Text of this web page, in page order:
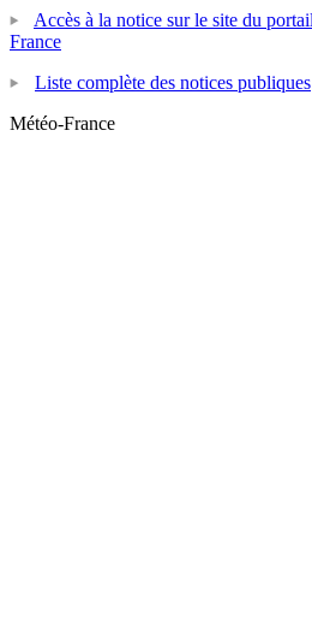
Accès à la notice sur le site du
France
Liste complète des notices publiques
Météo-France